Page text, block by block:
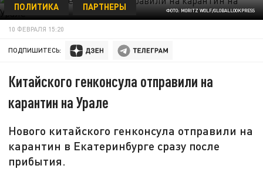
ФОТО: MORITZ WOLF/GLOBALLOOKPRESS
ПОЛИТИКА ПАРТНЕРЫ
10 ФЕВРАЛЯ 15:20
ПОДПИШИТЕСЬ:
Китайского генконсула отправили на
карантин на Урале
Нового китайского генконсула отправили на
карантин в Екатеринбурге сразу после
прибытия.